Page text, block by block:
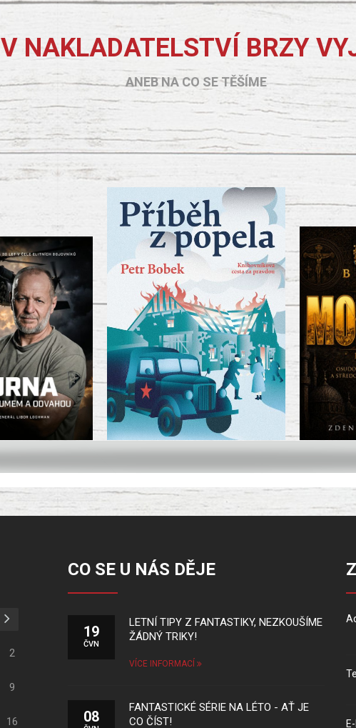
V NAKLADATELSTVÍ BRZY
ANEB NA CO SE TĚŠÍME
2
9
16
CO SE U NÁS DĚJE
19
ČVN
LETNÍ TIPY Z FANTASTIKY, NEZKOUŠÍME
ŽÁDNÝ TRIKY!
VÍCE INFORMACÍ
08
FANTASTICKÉ SÉRIE NA LÉTO - AŤ JE
CO ČÍST!